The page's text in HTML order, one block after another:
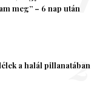
meg” – 6 nap után
a halál pillanatában
2